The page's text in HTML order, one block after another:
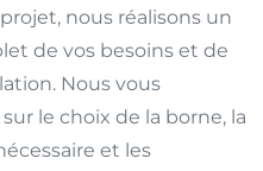
nous réalisons un
de vos besoins et de
Nous vous
le choix de la borne, la
et les